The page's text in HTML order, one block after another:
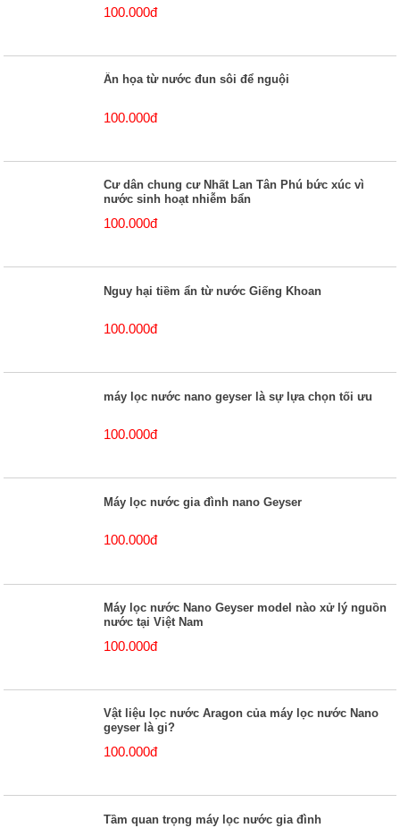
100.000đ
Ẩn họa từ nước đun sôi để nguội
100.000đ
Cư dân chung cư Nhất Lan Tân Phú bức xúc vì
nước sinh hoạt nhiễm bẩn
100.000đ
Nguy hại tiềm ẩn từ nước Giếng Khoan
100.000đ
máy lọc nước nano geyser là sự lựa chọn tối ưu
100.000đ
Máy lọc nước gia đình nano Geyser
100.000đ
Máy lọc nước Nano Geyser model nào xử lý nguồn
nước tại Việt Nam
100.000đ
Vật liệu lọc nước Aragon của máy lọc nước Nano
geyser là gi?
100.000đ
Tầm quan trọng máy lọc nước gia đình